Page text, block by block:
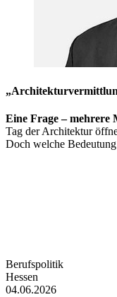
Eine Frage – mehrere
Tag der Architektur
Doch welche
Berufspolitik
Hessen
04.06.2026